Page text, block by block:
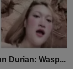
Durian: Wasp...